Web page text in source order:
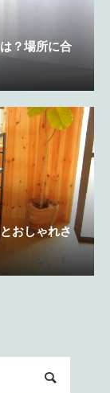
？場所に合
おしゃれさ